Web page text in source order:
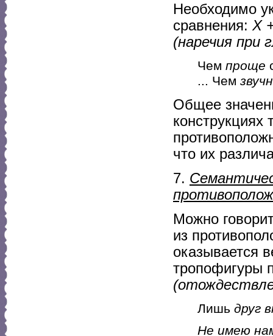
Необходимо
сравнения: X
(наречия при
Чем проще
... Чем
Общее
конструкциях
что их
7.
Можно
из
оказывается
тропофигуры
Лишь друг
Не имею